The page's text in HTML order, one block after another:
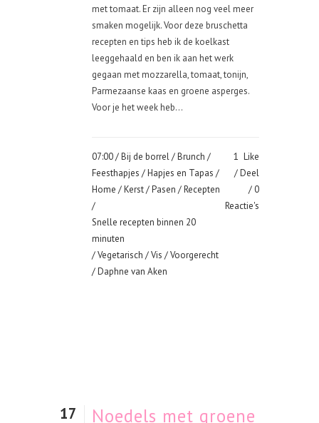
met tomaat. Er zijn alleen nog veel meer
smaken mogelijk. Voor deze bruschetta
recepten en tips heb ik de koelkast
leeggehaald en ben ik aan het werk
gegaan met mozzarella, tomaat, tonijn,
Parmezaanse kaas en groene asperges.
Voor je het week heb...
07:00 /Bij de borrel/Brunch /
Feesthapjes /Hapjes en Tapas /
Home /Kerst/Pasen /Recepten
/
Snelle recepten binnen 20
minuten
/Vegetarisch /Vis /Voorgerecht
/ Daphne van Aken
1 Like
Deel
0
Reactie's
17 Noedels met groene